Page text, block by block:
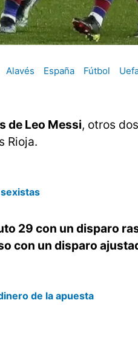
Alavés España Fútbol
de Leo Messi, otros
Rioja.
29 con un disparo
con un disparo
de la apuesta